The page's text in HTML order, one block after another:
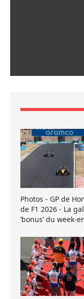
Photos - GP de
de F1 2026 - La
’bonus’ du week-